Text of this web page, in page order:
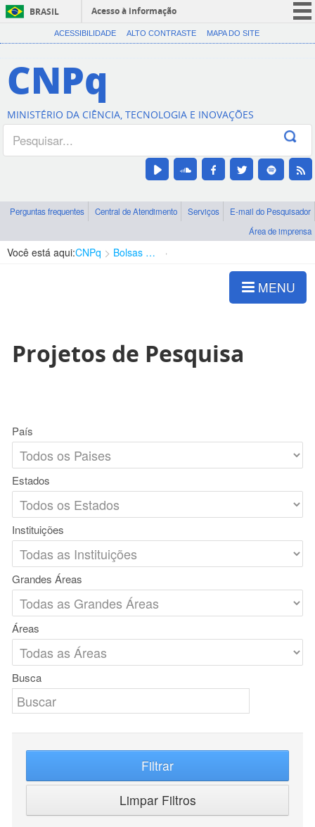
BRASIL
Acesso à informação
CORONAVÍRUS (COVID-19)
Canais
ACESSIBILIDADE ALTO CONTRASTE MAPA DO SITE
CNPq
MINISTÉRIO DA CIÊNCIA, TECNOLOGIA E INOVAÇÕES
Perguntas frequentes Central de Atendimento Serviços
E-mail do Pesquisador
Área de imprensa
Você está aqui:CNPq Bolsas e Auxílios Vigentes
MENU
Projetos de Pesquisa
País
Estados
Instituições
Grandes Áreas
Áreas
Busca
Filtrar
Limpar Filtros